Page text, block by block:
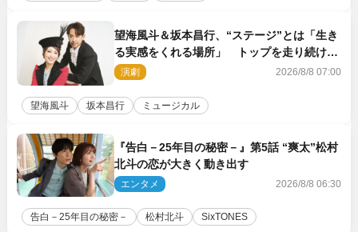
望海風斗＆坂本昌行、“ステージ”とは「生き
る実感をくれる場所」 トップを走り続ける
原動力を語る
演劇 2026/8/8 07:00
望海風斗 坂本昌行 ミュージカル
『告白－25年目の秘密－』第5話 “爽太”松村
北斗の恋が大きく動き出す
エンタメ 2026/8/8 06:30
告白－25年目の秘密－ 松村北斗 SixTONES